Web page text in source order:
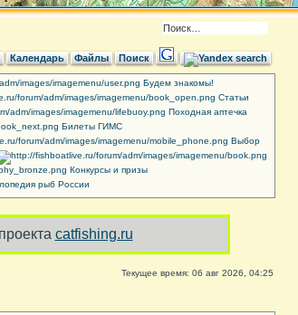
Календарь Файлы Поиск
Будем знакомы!
Cтатьи
Походная аптечка
Билеты ГИМС
Выбор
Конкурсы и призы
рыб России
catfishing.ru
Текущее время: 06 авг 2026, 04:25